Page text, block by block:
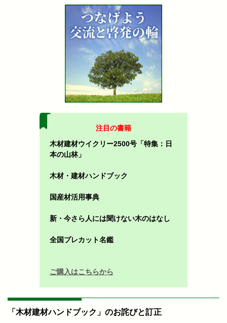
注目の書籍
木材建材ウイクリー2500号「特集：日
本の山林」
木材・建材ハンドブック
国産材活用事典
新・今さら人には聞けない木のはなし
全国プレカット名鑑
ご購入はこちらから
「木材建材ハンドブック」のお詫びと訂正